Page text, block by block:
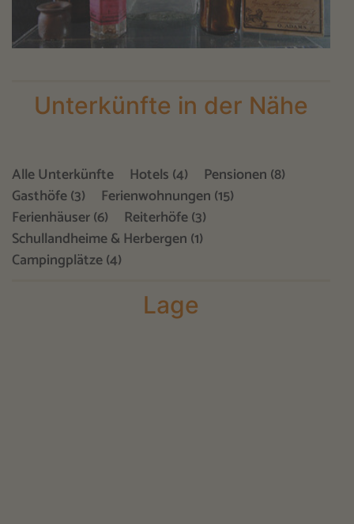
Unterkünfte in der Nähe
Alle Unterkünfte Hotels (4)
Pensionen (8)
Gasthöfe (3)
Ferienwohnungen (15)
Ferienhäuser (6)
Reiterhöfe (3)
Schullandheime & Herbergen (1)
Campingplätze (4)
Lage